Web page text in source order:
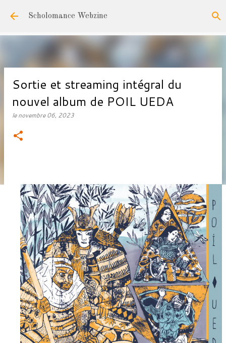
Accéder au contenu principal
Scholomance Webzine
Sortie et streaming intégral du
nouvel album de POIL UEDA
lenovembre 06, 2023